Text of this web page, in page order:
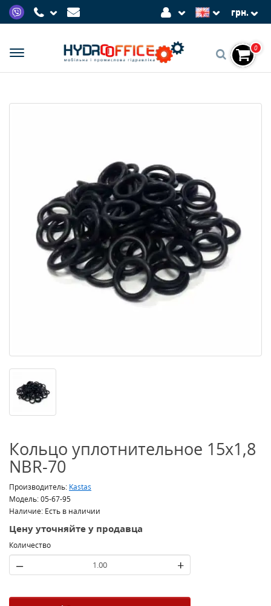
грн.
0
Кольцо уплотнительное 15x1,8
NBR-70
Производитель: Kastas
Модель: 05-67-95
Наличие: Есть в наличии
Цену уточняйте у продавца
Количество
– +